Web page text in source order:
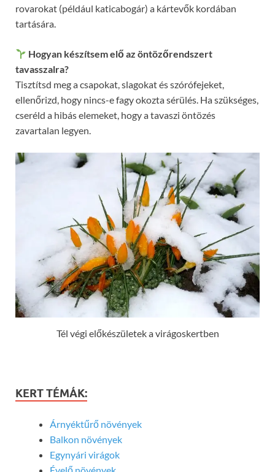
rovarokat (például katicabogár) a kártevők kordában
tartására.
Hogyan készítsem elő az öntözőrendszert
tavasszalra?
Tisztítsd meg a csapokat, slagokat és szórófejeket,
ellenőrizd, hogy nincs-e fagy okozta sérülés. Ha szükséges,
cseréld a hibás elemeket, hogy a tavaszi öntözés
zavartalan legyen.
Tél végi előkészületek a virágoskertben
KERT TÉMÁK:
Árnyéktűrő növények
Balkon növények
Egynyári virágok